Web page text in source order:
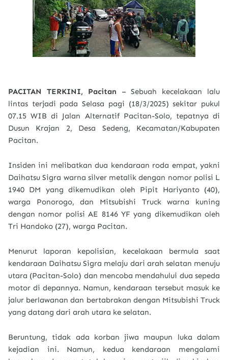
PACITAN TERKINI, Pacitan – Sebuah kecelakaan lalu
lintas terjadi pada Selasa pagi (18/3/2025) sekitar pukul
07.15 WIB di Jalan Alternatif Pacitan-Solo, tepatnya di
Dusun Krajan 2, Desa Sedeng, Kecamatan/Kabupaten
Pacitan.
Insiden ini melibatkan dua kendaraan roda empat, yakni
Daihatsu Sigra warna silver metalik dengan nomor polisi L
1940 DM yang dikemudikan oleh Pipit Hariyanto (40),
warga Ponorogo, dan Mitsubishi Truck warna kuning
dengan nomor polisi AE 8146 YF yang dikemudikan oleh
Tri Handoko (27), warga Pacitan.
Menurut laporan kepolisian, kecelakaan bermula saat
kendaraan Daihatsu Sigra melaju dari arah selatan menuju
utara (Pacitan-Solo) dan mencoba mendahului dua sepeda
motor di depannya. Namun, kendaraan tersebut masuk ke
jalur berlawanan dan bertabrakan dengan Mitsubishi Truck
yang datang dari arah utara ke selatan.
Beruntung, tidak ada korban jiwa maupun luka dalam
kejadian ini. Namun, kedua kendaraan mengalami